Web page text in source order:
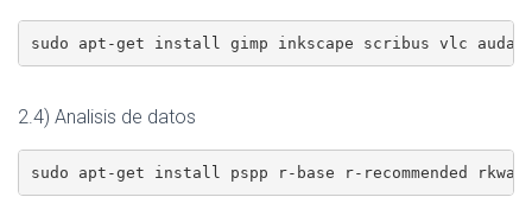
sudo apt-get install gimp inkscape scribus vlc
2.4) Analisis de datos
sudo apt-get install pspp r-base r-recommended